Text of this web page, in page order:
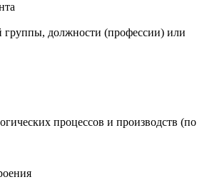
группы, должности (профессии) или
процессов и производств (по